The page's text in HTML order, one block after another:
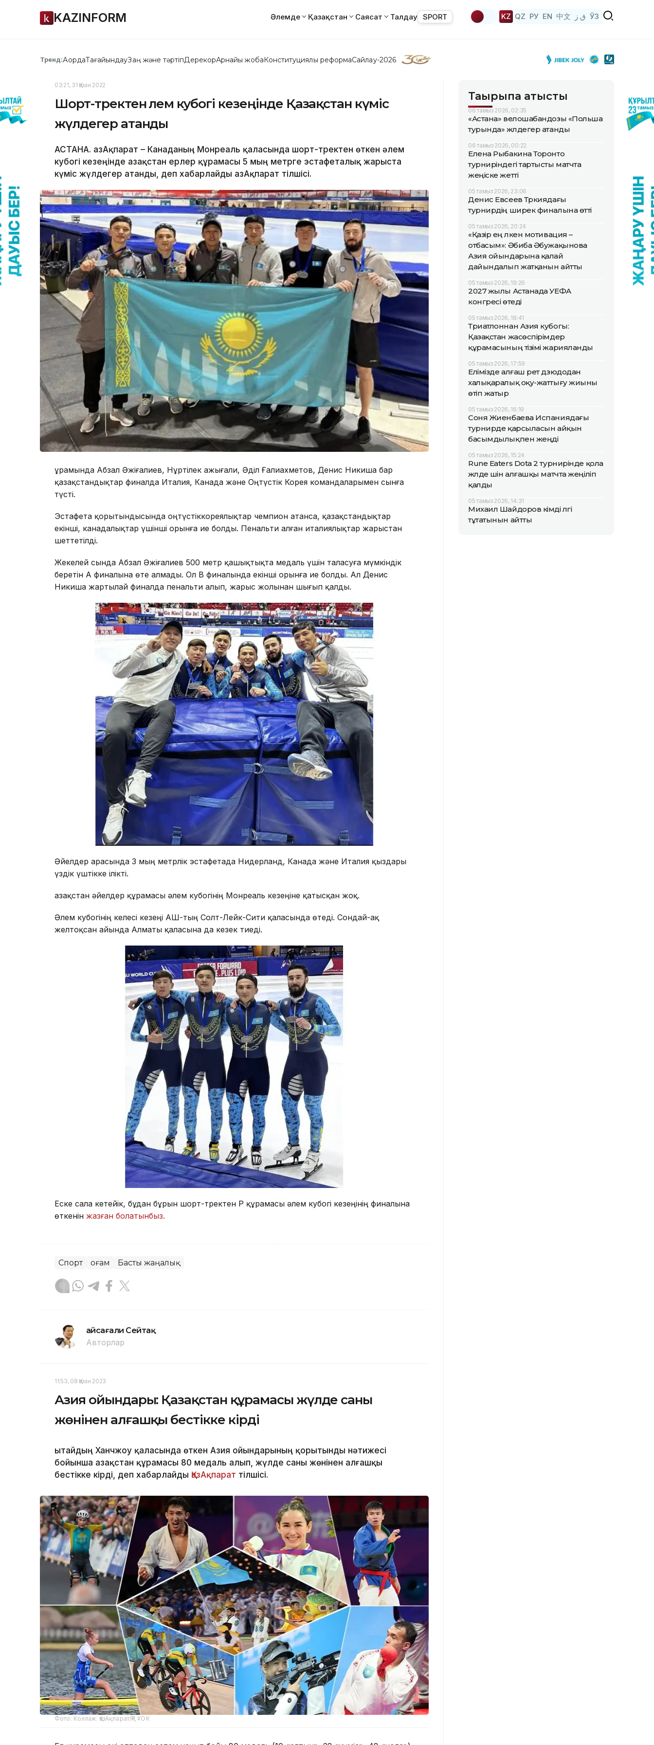
KAZINFORM Әлемде Қазақстан Саясат Талдау SPORT KZ QZ РУ EN 中文 ق ز ЎЗ
Тренд:АқордаТағайындауЗаң және тәртіпДерекқорАрнайы жобаКонституциялық реформаСайлау-2026
03:21, 31 Қазан 2022
Шорт-тректен әлем кубогі кезеңінде Қазақстан күміс
жүлдегер атанды
АСТАНА. ҚазАқпарат – Канаданың Монреаль қаласында шорт-тректен өткен әлем
кубогі кезеңінде Қазақстан ерлер құрамасы 5 мың метрге эстафеталық жарыста
күміс жүлдегер атанды, деп хабарлайды ҚазАқпарат тілшісі.
Құрамында Абзал Әжіғалиев, Нұртілек Қажығали, Әділ Ғалиахметов, Денис Никиша бар
қазақстандықтар финалда Италия, Канада және Оңтүстік Корея командаларымен сынға
түсті.
Эстафета қорытындысында оңтүстіккореялықтар чемпион атанса, қазақстандықтар
екінші, канадалықтар үшінші орынға ие болды. Пенальти алған италиялықтар жарыстан
шеттетілді.
Жекелей сында Абзал Әжіғалиев 500 метр қашықтықта медаль үшін таласуға мүмкіндік
беретін А финалына өте алмады. Ол В финалында екінші орынға ие болды. Ал Денис
Никиша жартылай финалда пенальти алып, жарыс жолынан шығып қалды.
Әйелдер арасында 3 мың метрлік эстафетада Нидерланд, Канада және Италия қыздары
үздік үштікке ілікті.
Қазақстан әйелдер құрамасы әлем кубогінің Монреаль кезеңіне қатысқан жоқ.
Әлем кубогінің келесі кезеңі АҚШ-тың Солт-Лейк-Сити қаласында өтеді. Сондай-ақ
желтоқсан айында Алматы қаласына да кезек тиеді.
Еске сала кетейік, бұдан бұрын шорт-тректен ҚР құрамасы әлем кубогі кезеңінің финалына
өткенін жазған болатынбыз.
Спорт Қоғам Басты жаңалық
Ғайсағали Сейтақ
Авторлар
11:53, 08 Қазан 2023
Азия ойындары: Қазақстан құрамасы жүлде саны
жөнінен алғашқы бестікке кірді
Қытайдың Ханчжоу қаласында өткен Азия ойындарының қорытынды нәтижесі
бойынша Қазақстан құрамасы 80 медаль алып, жүлде саны жөнінен алғашқы
бестікке кірді, деп хабарлайды ҚазАқпарат тілшісі.
Фото: Коллаж: ҚазАқпарат/ҚР ҰОК
Тақырыпқа қатысты
06 тамыз 2026, 02:35
«Астана» велошабандозы «Польша
турында» жүлдегер атанды
06 тамыз 2026, 00:22
Елена Рыбакина Торонто
турниріндегі тартысты матчта
жеңіске жетті
05 тамыз 2026, 23:06
Денис Евсеев Түркиядағы
турнирдің ширек финалына өтті
05 тамыз 2026, 20:24
«Қазір ең үлкен мотивация –
отбасым»: Әбиба Әбужақынова
Азия ойындарына қалай
дайындалып жатқанын айтты
05 тамыз 2026, 19:26
2027 жылы Астанада УЕФА
конгресі өтеді
05 тамыз 2026, 18:41
Триатлоннан Азия кубогы:
Қазақстан жасөспірімдер
құрамасының тізімі жарияланды
05 тамыз 2026, 17:59
Елімізде алғаш рет дзюдодан
халықаралық оқу-жаттығу жиыны
өтіп жатыр
05 тамыз 2026, 16:19
Соня Жиенбаева Испаниядағы
турнирде қарсыласын айқын
басымдылықпен жеңді
05 тамыз 2026, 15:24
Rune Eaters Dota 2 турнирінде қола
жүлде үшін алғашқы матчта жеңіліп
қалды
05 тамыз 2026, 14:31
Михаил Шайдоров кімді үлгі
тұтатынын айтты